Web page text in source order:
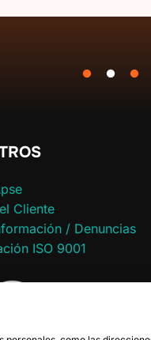
Cliente
/ Denuncias
ISO 9001